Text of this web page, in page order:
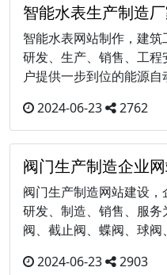
智能水表生产制造
智能水表网站制作，建
研发、生产、销售、工
户提供一步到位的能源自
2024-06-23
2762
阀门生产制造企业
阀门生产制造网站建设
研发、制造、销售、服
阀、截止阀、蝶阀、球阀
2024-06-23
2903